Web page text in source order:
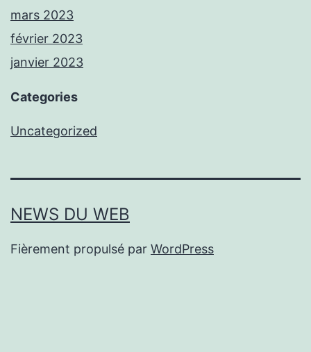
mars 2023
février 2023
janvier 2023
Categories
Uncategorized
NEWS DU WEB
Fièrement propulsé par WordPress